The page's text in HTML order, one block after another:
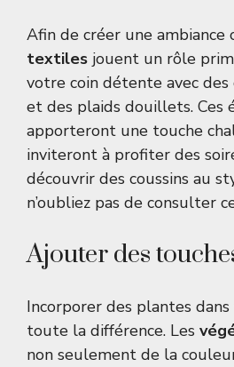
Afin de créer une ambiance
textiles jouent un rôle
votre coin détente avec
et des plaids douillets. Ces
apporteront une touche
inviteront à profiter des
découvrir des coussins au
n’oubliez pas de consulter
Ajouter des
Incorporer des plantes
toute la différence. Les
non seulement de la